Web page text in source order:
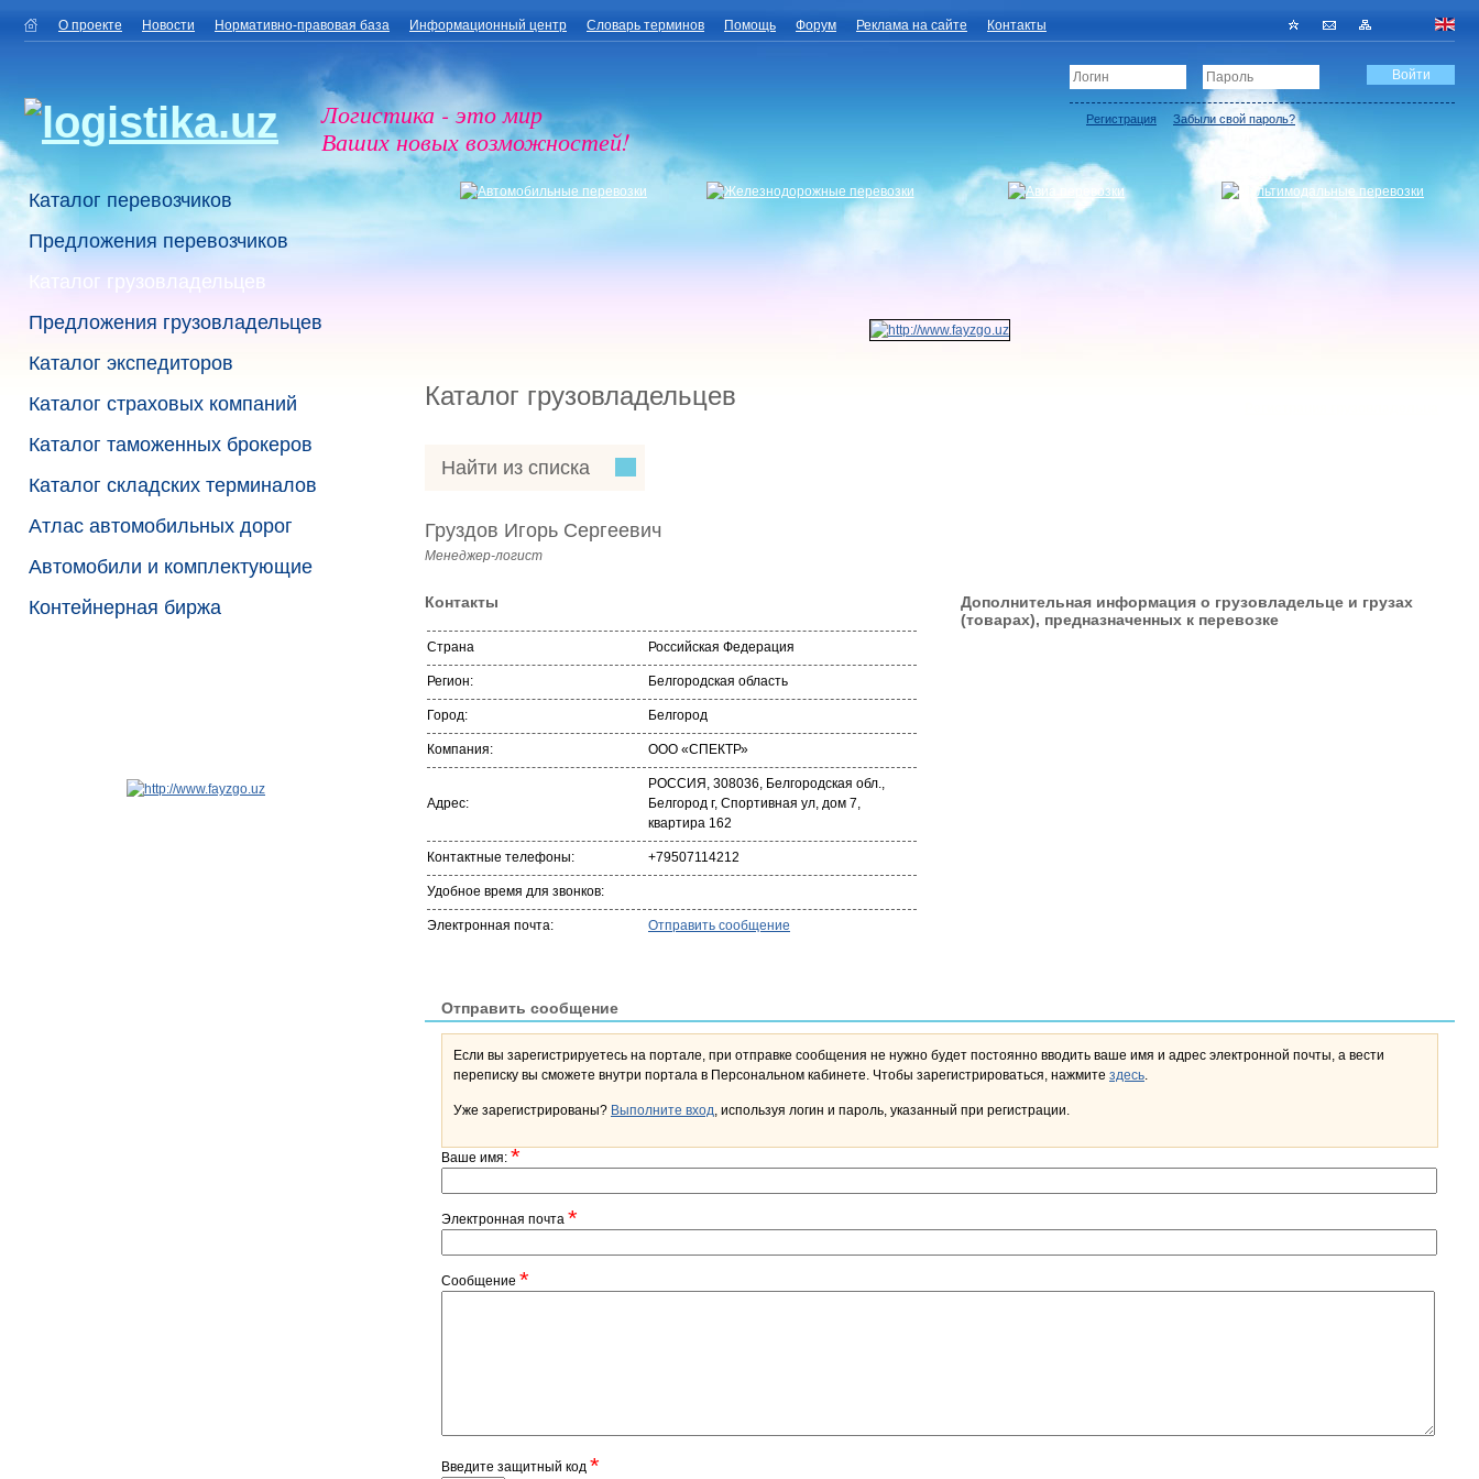
О проекте Новости Нормативно-правовая база Информационный центр Словарь терминов Помощь Форум Реклама на сайте Контакты
Логистика - это мир
Ваших новых возможностей!
Регистрация Забыли свой пароль?
Каталог перевозчиков
Предложения перевозчиков
Каталог грузовладельцев
Предложения грузовладельцев
Каталог экспедиторов
Каталог страховых компаний
Каталог таможенных брокеров
Каталог складских терминалов
Атлас автомобильных дорог
Автомобили и комплектующие
Контейнерная биржа
Каталог грузовладельцев
Найти из списка
Груздов Игорь Сергеевич
Менеджер-логист
Контакты
Страна Российская Федерация
Регион: Белгородская область
Город: Белгород
Компания: ООО «СПЕКТР»
Адрес:
РОССИЯ, 308036, Белгородская обл.,
Белгород г, Спортивная ул, дом 7,
квартира 162
Контактные телефоны: +79507114212
Удобное время для звонков:
Электронная почта: Отправить сообщение
Дополнительная информация о грузовладельце и грузах
(товарах), предназначенных к перевозке
Отправить сообщение
Если вы зарегистрируетесь на портале, при отправке сообщения не нужно будет постоянно вводить ваше имя и адрес электронной почты, а вести
переписку вы сможете внутри портала в Персональном кабинете. Чтобы зарегистрироваться, нажмите здесь.
Уже зарегистрированы? Выполните вход, используя логин и пароль, указанный при регистрации.
Ваше имя: *
Электронная почта *
Сообщение *
Введите защитный код *